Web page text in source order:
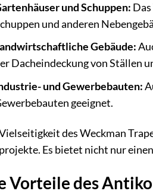
und Schuppen:
und anderen
Gebäude:
Dacheindeckung von Ställen
und Gewerbebauten:
geeignet.
des Weckman
Es bietet nicht nur
Vorteile des